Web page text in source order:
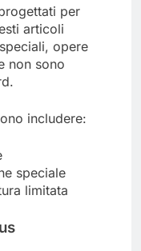
per
articoli
opere
non sono
includere:
speciale
limitata